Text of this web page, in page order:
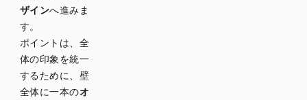
ザインへ進みま
す。
ポイントは、全
体の印象を統一
するために、壁
全体に一本のオ